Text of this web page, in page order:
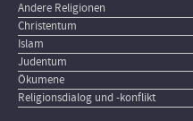
Andere Religionen
Christentum
Islam
Judentum
Ökumene
Religionsdialog und -konflikt